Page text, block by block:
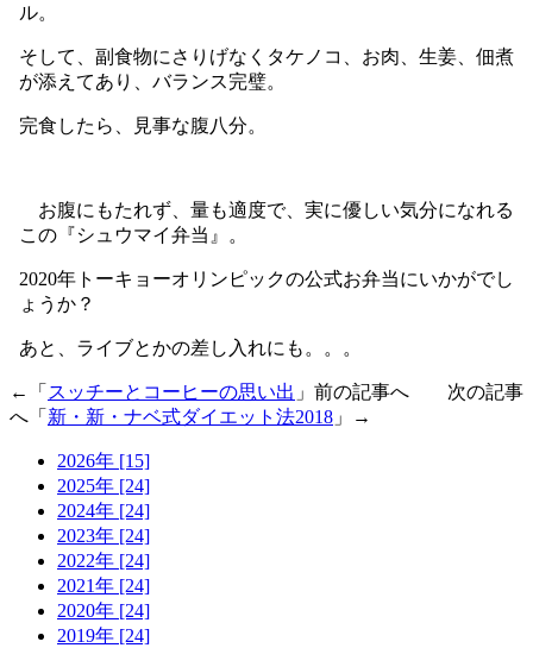
ル。
そして、副食物にさりげなくタケノコ、お肉、生姜、佃煮
が添えてあり、バランス完璧。
完食したら、見事な腹八分。
お腹にもたれず、量も適度で、実に優しい気分になれる
この『シュウマイ弁当』。
2020年トーキョーオリンピックの公式お弁当にいかがでし
ょうか？
あと、ライブとかの差し入れにも。。。
←「 スッチーとコーヒーの思い出 」前の記事へ 次の記事
へ「 新・新・ナベ式ダイエット法2018 」→
2026年 [15]
2025年 [24]
2024年 [24]
2023年 [24]
2022年 [24]
2021年 [24]
2020年 [24]
2019年 [24]